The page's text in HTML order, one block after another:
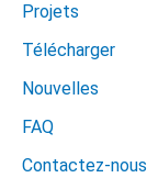
Projets
Télécharger
Nouvelles
FAQ
Contactez-nous